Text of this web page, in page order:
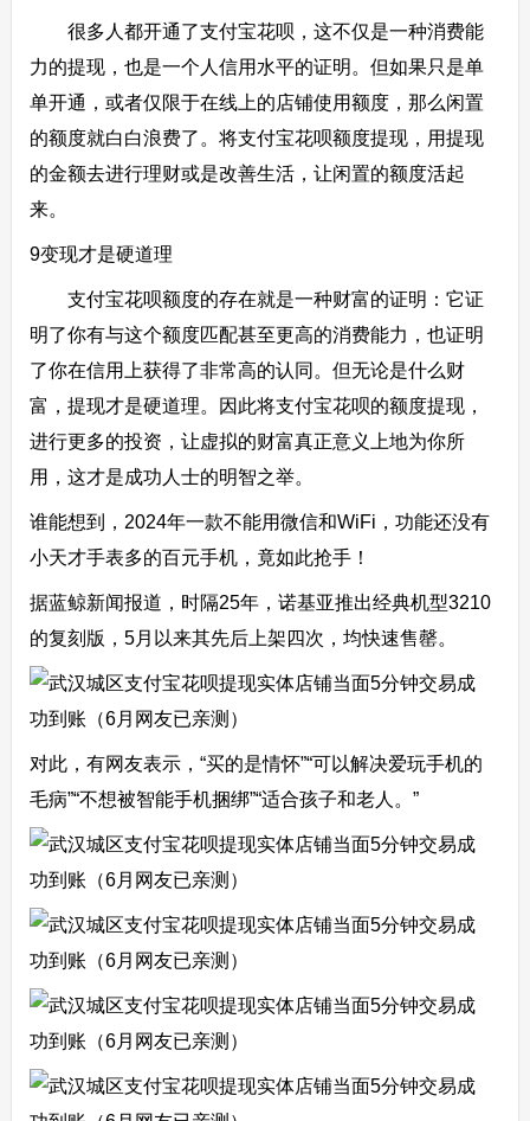
很多人都开通了支付宝花呗，这不仅是一种消费能
力的提现，也是一个人信用水平的证明。但如果只是单
单开通，或者仅限于在线上的店铺使用额度，那么闲置
的额度就白白浪费了。将支付宝花呗额度提现，用提现
的金额去进行理财或是改善生活，让闲置的额度活起
来。
9变现才是硬道理
支付宝花呗额度的存在就是一种财富的证明：它证
明了你有与这个额度匹配甚至更高的消费能力，也证明
了你在信用上获得了非常高的认同。但无论是什么财
富，提现才是硬道理。因此将支付宝花呗的额度提现，
进行更多的投资，让虚拟的财富真正意义上地为你所
用，这才是成功人士的明智之举。
谁能想到，2024年一款不能用微信和WiFi，功能还没有
小天才手表多的百元手机，竟如此抢手！
据蓝鲸新闻报道，时隔25年，诺基亚推出经典机型3210
的复刻版，5月以来其先后上架四次，均快速售罄。
对此，有网友表示，“买的是情怀”“可以解决爱玩手机的
毛病”“不想被智能手机捆绑”“适合孩子和老人。”